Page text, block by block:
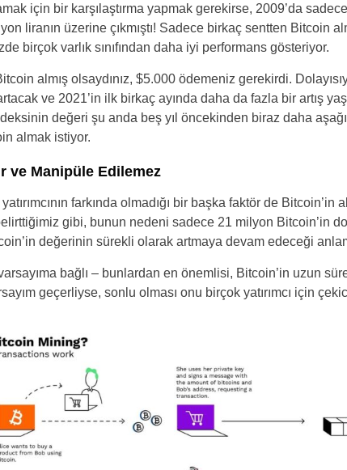
için bir karşılaştırma yapmak gerekirse, 2009’da sadece
liranın üzerine çıkmıştı! Sadece birkaç sentten Bitcoin
birçok varlık sınıfından daha iyi performans gösteriyor.
almış olsaydınız, $5.000 ödemeniz gerekirdi.
ve 2021’in ilk birkaç ayında daha da fazla bir artış
değeri şu anda beş yıl öncekinden biraz daha
almak istiyor.
ve Manipüle Edilemez
farkında olmadığı bir başka faktör de Bitcoin’in
gibi, bunun nedeni sadece 21 milyon Bitcoin’in
değerinin sürekli olarak artmaya devam edeceği
bağlı – bunlardan en önemlisi, Bitcoin’in uzun süre
geçerliyse, sonlu olması onu birçok yatırımcı için çekici